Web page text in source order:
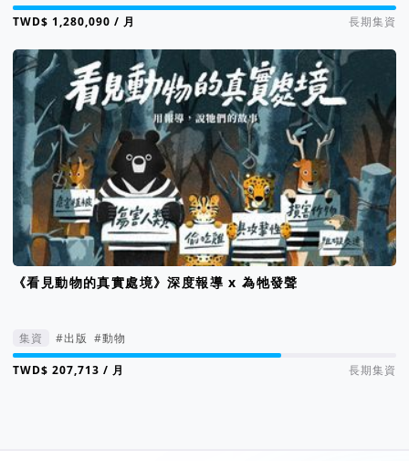
集資進度 801%
/ 月 長期集資
《看見動物的真實處境》深度報導 x 為牠發聲
集資 #出版 #動物
集資進度 70%
/ 月 長期集資